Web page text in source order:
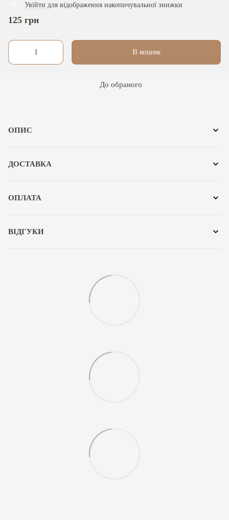
125 грн
В кошик
Увійти для відображення накопичувальної знижки
До обраного
ОПИС
ДОСТАВКА
ОПЛАТА
ВІДГУКИ